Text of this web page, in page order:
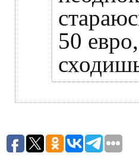
50